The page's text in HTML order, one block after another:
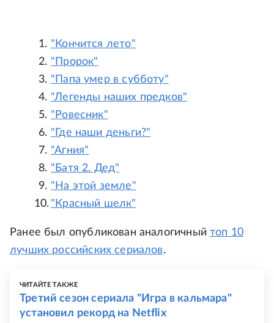
"Кончится лето"
"Пророк"
"Папа умер в субботу"
"Легенды наших предков"
"Ровесник"
"Где наши деньги?"
"Агния"
"Батя 2. Дед"
"На этой земле"
"Красный шелк"
Ранее был опубликован аналогичныйтоп 10
лучших российских сериалов.
ЧИТАЙТЕ ТАКЖЕ
Третий сезон сериала "Игра в кальмара"
установил рекорд на Netflix